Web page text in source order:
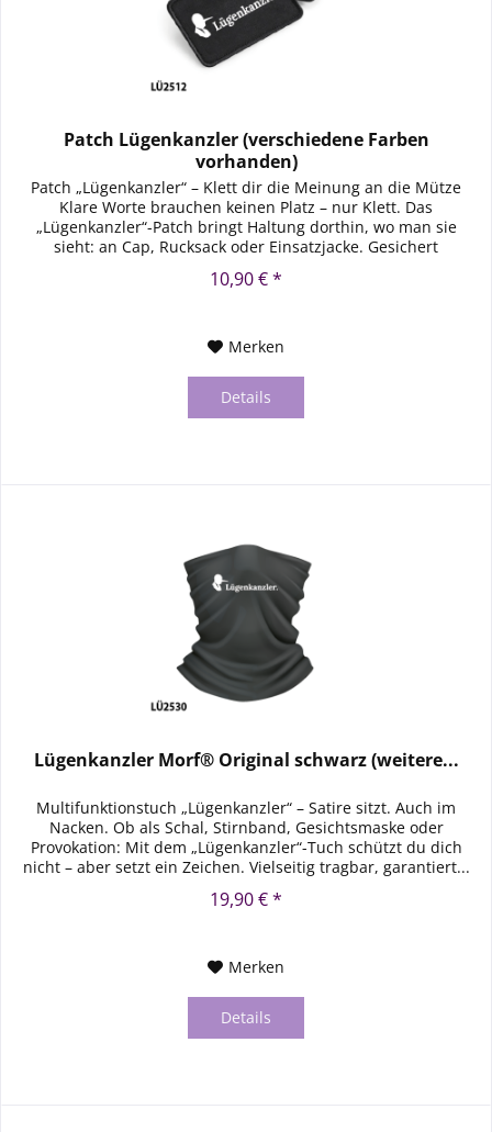
Patch Lügenkanzler (verschiedene Farben
vorhanden)
Patch „Lügenkanzler“ – Klett dir die Meinung an die Mütze
Klare Worte brauchen keinen Platz – nur Klett. Das
„Lügenkanzler“-Patch bringt Haltung dorthin, wo man sie
sieht: an Cap, Rucksack oder Einsatzjacke. Gesichert
10,90 € *
Merken
Details
Lügenkanzler Morf® Original schwarz (weitere...
Multifunktionstuch „Lügenkanzler“ – Satire sitzt. Auch im
Nacken. Ob als Schal, Stirnband, Gesichtsmaske oder
Provokation: Mit dem „Lügenkanzler“-Tuch schützt du dich
nicht – aber setzt ein Zeichen. Vielseitig tragbar, garantiert...
19,90 € *
Merken
Details